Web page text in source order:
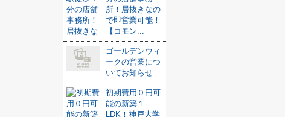
所！居抜きなの
で即営業可能！
【コモン...
ゴールデンウィ
ークの営業につ
いてお知らせ
初期費用０円可
能の新築１
LDK！神戸大学